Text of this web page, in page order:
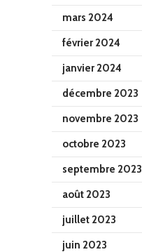
mars 2024
février 2024
janvier 2024
décembre 2023
novembre 2023
octobre 2023
septembre 2023
août 2023
juillet 2023
juin 2023